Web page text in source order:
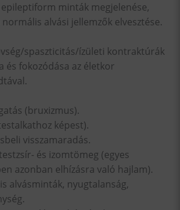
epileptiform minták megjelenése,
alvási jellemzők elvesztése.
spaszticitás/ízületi kontraktúrák
és fokozódása az életkor
(bruxizmus).
képest).
visszamaradás.
és izomtömeg (egyes
azonban elhízásra való hajlam).
alvásminták, nyugtalanság,